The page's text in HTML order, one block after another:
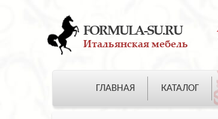
FORMULA-SU.RU
Итальянская мебель
ГЛАВНАЯ КАТАЛОГ